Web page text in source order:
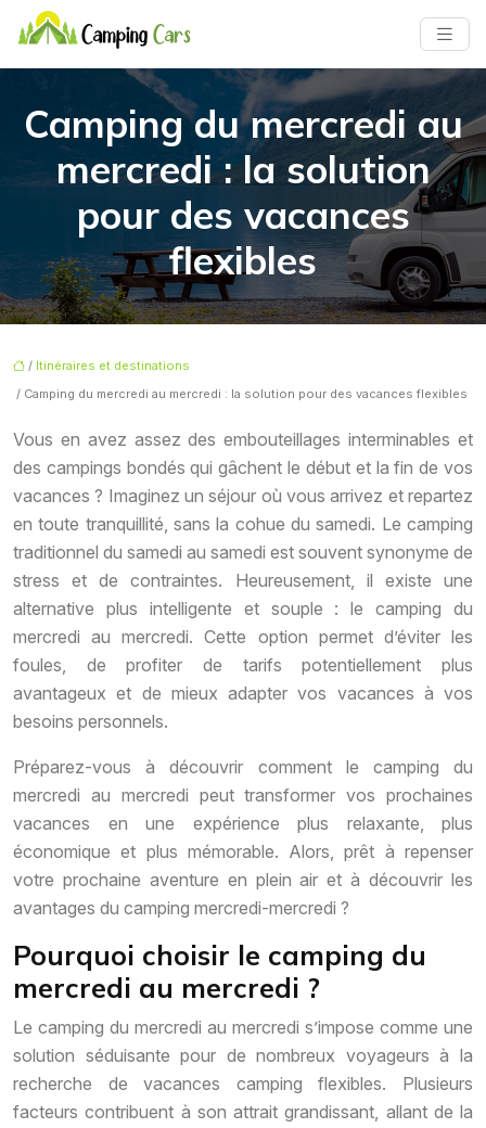
Camping du mercredi au
mercredi : la solution
pour des vacances
flexibles
/ Itinéraires et destinations
/ Camping du mercredi au mercredi : la solution pour des vacances flexibles
Vous en avez assez des embouteillages interminables et
des campings bondés qui gâchent le début et la fin de vos
vacances ? Imaginez un séjour où vous arrivez et repartez
en toute tranquillité, sans la cohue du samedi. Le camping
traditionnel du samedi au samedi est souvent synonyme de
stress et de contraintes. Heureusement, il existe une
alternative plus intelligente et souple : le camping du
mercredi au mercredi. Cette option permet d’éviter les
foules, de profiter de tarifs potentiellement plus
avantageux et de mieux adapter vos vacances à vos
besoins personnels.
Préparez-vous à découvrir comment le camping du
mercredi au mercredi peut transformer vos prochaines
vacances en une expérience plus relaxante, plus
économique et plus mémorable. Alors, prêt à repenser
votre prochaine aventure en plein air et à découvrir les
avantages du camping mercredi-mercredi ?
Pourquoi choisir le camping du
mercredi au mercredi ?
Le camping du mercredi au mercredi s’impose comme une
solution séduisante pour de nombreux voyageurs à la
recherche de vacances camping flexibles. Plusieurs
facteurs contribuent à son attrait grandissant, allant de la